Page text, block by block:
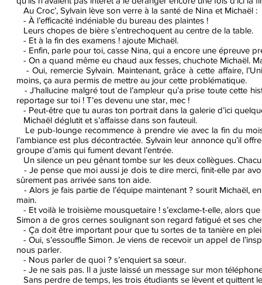
Au Croc’, Sylvain lève son verre à la santé de Nina et Michaël :
- À l’efficacité indéniable du bureau des plaintes !
Leurs chopes de bière s’entrechoquent au centre de la table.
- Et à la fin des examens ! ajoute Michaël.
- Enfin, parle pour toi, casse Nina, qui a encore une épreuve
- On a quand même eu chaud aux fesses, chuchote Michaël.
- Oui, remercie Sylvain. Maintenant, grâce à cette affaire,
moins, ça aura permis de mettre au jour cette problématique.
- J’hallucine malgré tout de l’ampleur qu’a prise toute cette
reportage sur toi ! T’es devenu une star, mec !
- Peut-être que tu auras ton portrait dans la galerie d’ici
Michaël déglutit et s’affaisse dans son fauteuil.
Le pub-lounge recommence à prendre vie avec la fin du
l’ambiance est plus décontractée. Sylvain leur annonce qu’il
groupe d’amis qui fument devant l’entrée.
Un silence un peu gênant tombe sur les deux collègues.
- Je pense que moi aussi je dois te dire merci, finit-elle par
sûrement pas arrivée sans ton aide.
- Alors je fais partie de l’équipe maintenant ? sourit Michaël,
main.
- Et voilà le troisième mousquetaire ! s’exclame-t-elle, alors
Simon a de gros cernes soulignant son regard fatigué et ses
- Ça doit être important pour que tu sortes de ta tanière en
- Oui, s’essouffle Simon. Je viens de recevoir un appel de
nous parler.
- Nous parler de quoi ? s’enquiert sa sœur.
- Je ne sais pas. Il a juste laissé un message sur mon
Sans perdre de temps, les trois étudiants se lèvent et quittent le